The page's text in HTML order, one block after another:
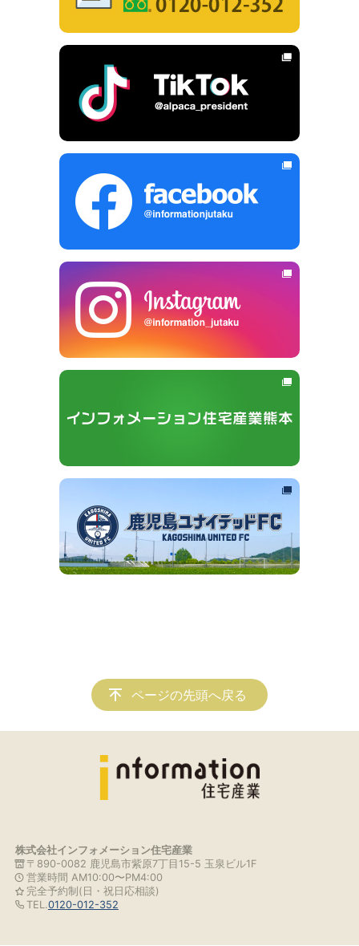
ページの先頭へ戻る
株式会社インフォメーション住宅産業
〒890-0082 鹿児島市紫原7丁目15-5 玉泉ビル1F
営業時間 AM10:00〜PM4:00
完全予約制(日・祝日応相談)
TEL.0120-012-352